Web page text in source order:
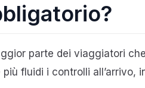
parte dei viaggiatori
fluidi i controlli all’arrivo,